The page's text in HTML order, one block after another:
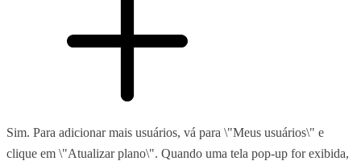
Sim. Para adicionar mais usuários, vá para \"Meus usuários\" e
clique em \"Atualizar plano\". Quando uma tela pop-up for exibida,